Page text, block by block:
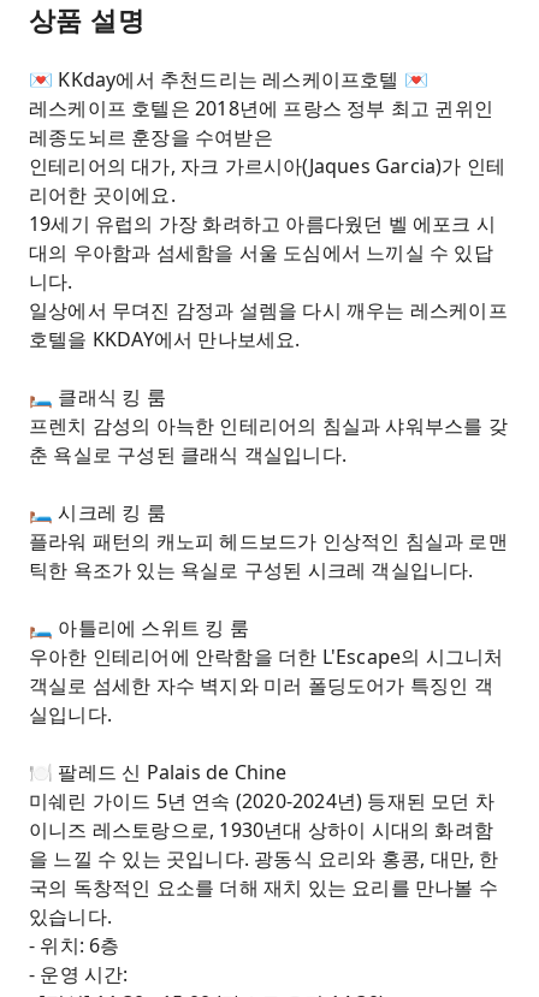
상품 설명
💌 KKday에서 추천드리는 레스케이프호텔 💌
레스케이프 호텔은 2018년에 프랑스 정부 최고 귄위인
레종도뇌르 훈장을 수여받은
인테리어의 대가, 자크 가르시아(Jaques Garcia)가 인테
리어한 곳이에요.
19세기 유럽의 가장 화려하고 아름다웠던 벨 에포크 시
대의 우아함과 섬세함을 서울 도심에서 느끼실 수 있답
니다.
일상에서 무뎌진 감정과 설렘을 다시 깨우는 레스케이프
호텔을 KKDAY에서 만나보세요.
🛏️ 클래식 킹 룸
프렌치 감성의 아늑한 인테리어의 침실과 샤워부스를 갖
춘 욕실로 구성된 클래식 객실입니다.
🛏️ 시크레 킹 룸
플라워 패턴의 캐노피 헤드보드가 인상적인 침실과 로맨
틱한 욕조가 있는 욕실로 구성된 시크레 객실입니다.
🛏️ 아틀리에 스위트 킹 룸
우아한 인테리어에 안락함을 더한 L'Escape의 시그니처
객실로 섬세한 자수 벽지와 미러 폴딩도어가 특징인 객
실입니다.
🍽️ 팔레드 신 Palais de Chine
미쉐린 가이드 5년 연속 (2020-2024년) 등재된 모던 차
이니즈 레스토랑으로, 1930년대 상하이 시대의 화려함
을 느낄 수 있는 곳입니다. 광동식 요리와 홍콩, 대만, 한
국의 독창적인 요소를 더해 재치 있는 요리를 만나볼 수
있습니다.
- 위치: 6층
- 운영 시간: